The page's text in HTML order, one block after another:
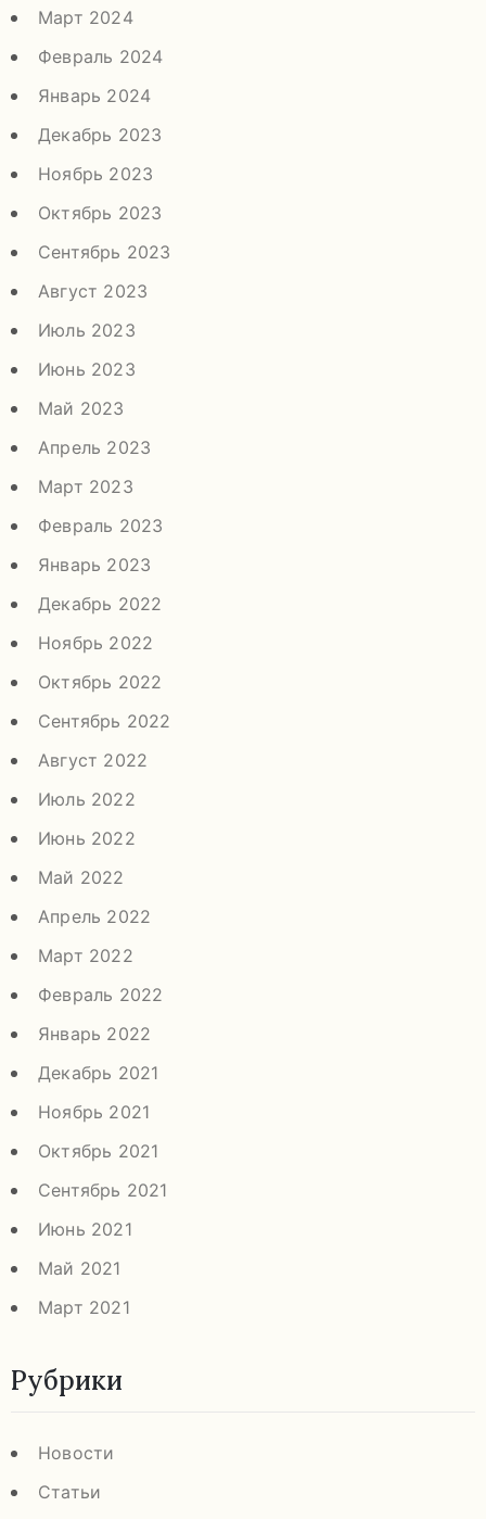
Март 2024
Февраль 2024
Январь 2024
Декабрь 2023
Ноябрь 2023
Октябрь 2023
Сентябрь 2023
Август 2023
Июль 2023
Июнь 2023
Май 2023
Апрель 2023
Март 2023
Февраль 2023
Январь 2023
Декабрь 2022
Ноябрь 2022
Октябрь 2022
Сентябрь 2022
Август 2022
Июль 2022
Июнь 2022
Май 2022
Апрель 2022
Март 2022
Февраль 2022
Январь 2022
Декабрь 2021
Ноябрь 2021
Октябрь 2021
Сентябрь 2021
Июнь 2021
Май 2021
Март 2021
Рубрики
Новости
Статьи